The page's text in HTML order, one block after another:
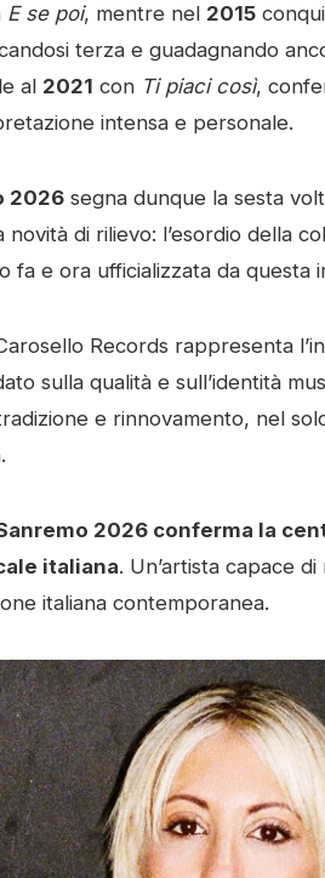
E se poi, mentre nel 2015
terza e guadagnando
al 2021 con Ti piaci così,
intensa e personale.
2026 segna dunque la sesta
di rilievo: l’esordio della
fa e ora ufficializzata da questa
Records rappresenta
sulla qualità e sull’identità
e rinnovamento, nel
2026 conferma la
italiana. Un’artista capace
italiana contemporanea.